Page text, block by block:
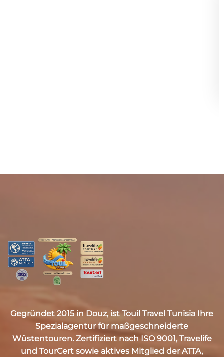
Gegründet 2015 in Douz, istTouil Travel Tunisia Ihre
Spezialagentur für maßgeschneiderte
Wüstentouren. Zertifiziert nach ISO 9001, Travelife
und TourCert sowie aktives Mitglied derATTA,